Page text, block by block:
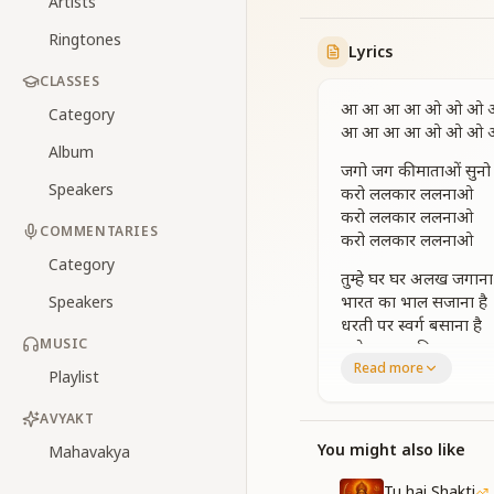
Ringtones
CLASSES
Category
Album
Speakers
COMMENTARIES
Category
Speakers
MUSIC
Playlist
AVYAKT
Mahavakya
Lyrics
आ आ आ आ ओ ओ ओ
आ आ आ आ ओ ओ ओ
जगो जग की माताओं
करो ललकार ललनाओ
करो ललकार ललनाओ
करो ललकार ललनाओ
तुम्हे घर घर अलख
भारत का भाल सजाना है
धरती पर स्वर्ग बसाना है
तुम्हे सुखमय विश्व
जगो जग की माताओं
करो ललकार ललनाओ
करो ललकार ललनाओ
अब समय नहीं है सोने का
Read more
You might also like